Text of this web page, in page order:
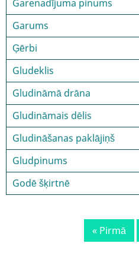
Garenadījuma pinums
Garums
Ģērbi
Gludeklis
Gludināmā drāna
Gludināmais dēlis
Gludināšanas paklājiņš
Gludpinums
Godē šķirtnē
First
« Pirmā